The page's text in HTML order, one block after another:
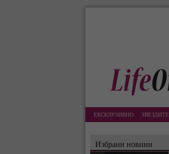
ЕКСКЛУЗИВНО ЗВЕЗДИТЕ
Избрани новини